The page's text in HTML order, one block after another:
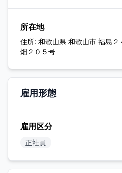
所在地
住所: 和歌山県 和歌山市 福島
畑２０５号
雇用形態
雇用区分
正社員